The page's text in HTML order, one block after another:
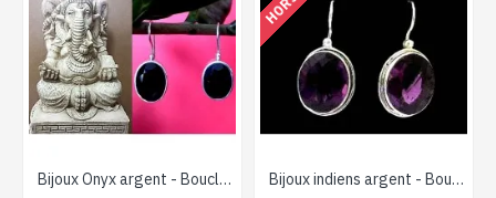
Bijoux Onyx argent - Boucles d'Oreilles indiennes Onyx Bijoux indiens argent - Boucles d'Oreilles indiennes Améthyste